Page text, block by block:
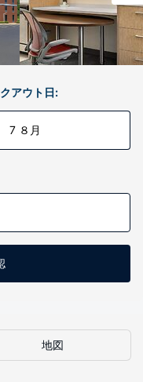
アウト日:
7 ８月
地図